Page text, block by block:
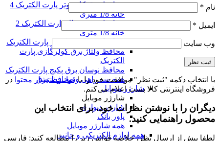
محافظ برق کامپیوتر پارت الکتریک 4
خانه 1/8 متری
محافظ برق یخچال پارت الکتریک 2
خانه 1/8 متری
محافظ برق پشت کنتور پارت الکتریک
محافظ ولتاژ برق کولرگازی پارت
الکتریک
محافظ نوسان برق پکیج پارت الکتریک
همه سه راهی و محافظ برق
شارژر موبایل
شارژر موبایل
شارژر دیواری
پاور بانک
همه شارژر موبایل
همه لوازم الکتریکی و جانبی
نام *
ایمیل *
وب‌ سایت
با انتخاب دکمه "ثبت نظر" موافقت خود را باقوانین انتشار محتوا در
فروشگاه اینترنتی کالا بست اعلام می‌کنم.
دیگران را با نوشتن نظرات خود، برای انتخاب این
محصول راهنمایی کنید.
لطفا پیش از ارسال نظر، خلاصه قوانین زیر را مطالعه کنید: فارسی